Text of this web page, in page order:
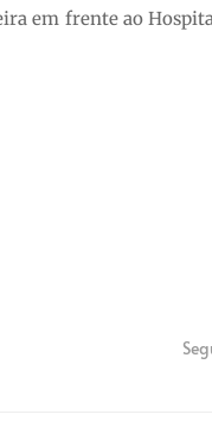
em frente ao